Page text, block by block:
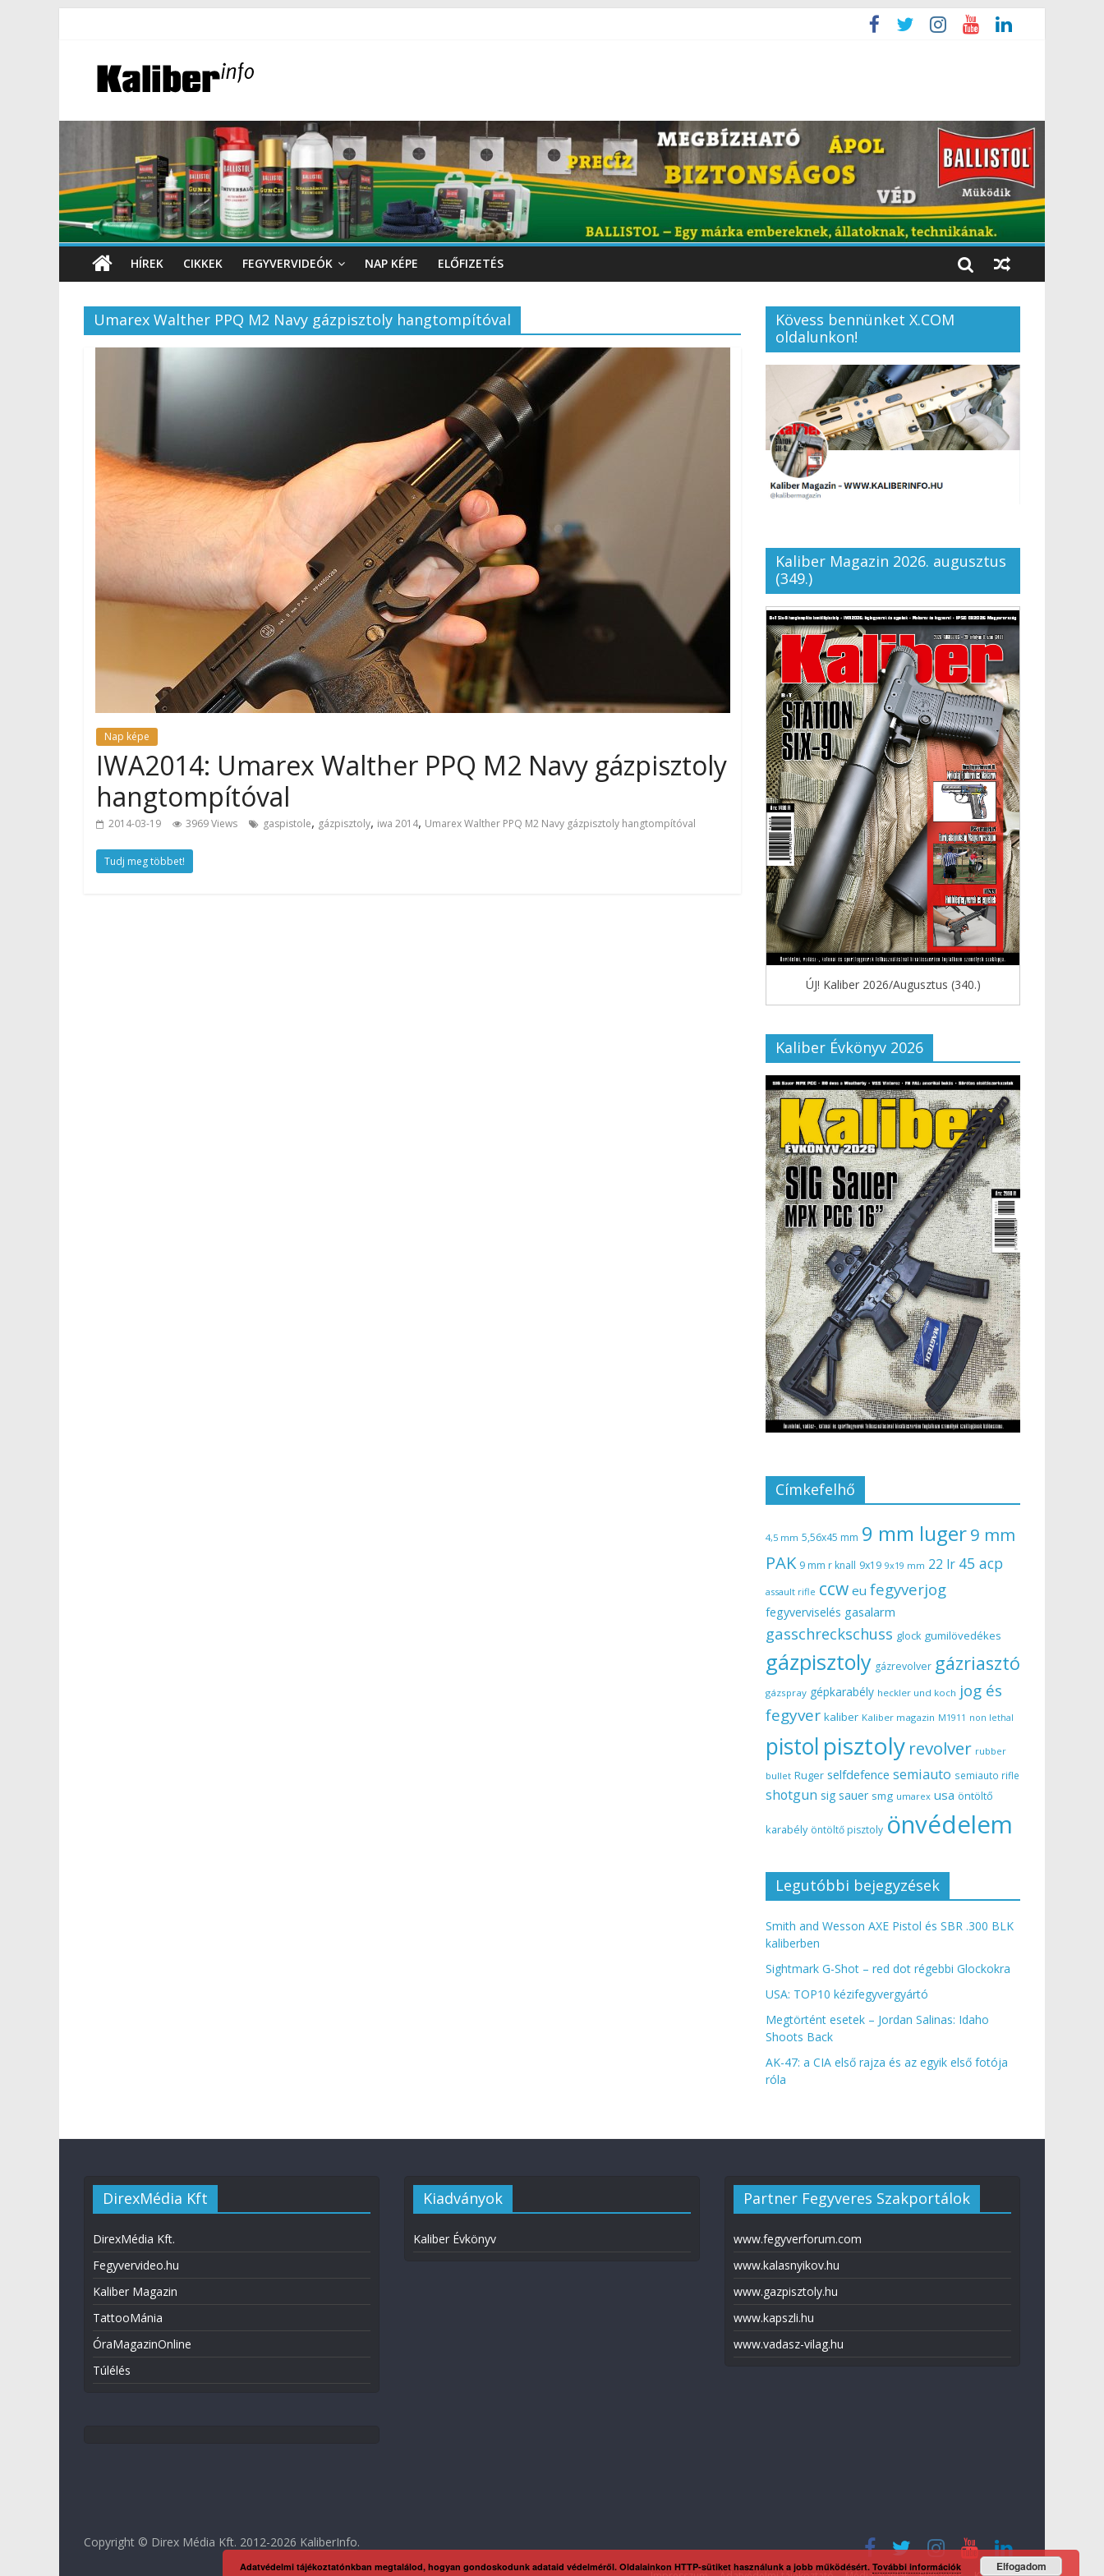
HÍREK CIKKEK FEGYVERVIDEÓK NAP KÉPE ELŐFIZETÉS
Umarex Walther PPQ M2 Navy gázpisztoly hangtompítóval
Nap képe
IWA2014: Umarex Walther PPQ M2 Navy gázpisztoly
hangtompítóval
2014-03-19 3969 Views gaspistole, gázpisztoly, iwa 2014, Umarex Walther PPQ M2 Navy gázpisztoly hangtompítóval
Tudj meg többet!
Kövess bennünket X.COM
oldalunkon!
Kaliber Magazin 2026. augusztus
(349.)
ÚJ! Kaliber 2026/Augusztus (340.)
Kaliber Évkönyv 2026
Címkefelhő
4,5 mm 5,56x45 mm 9 mm luger9 mm
PAK 9 mm r knall 9x19 9x19 mm 22 lr 45 acp
assault rifle ccw eu fegyverjog
fegyverviselés gasalarm
gasschreckschuss glock gumilövedékes
gázpisztoly gázrevolver gázriasztó
gázspray gépkarabély heckler und koch jog és
fegyver kaliber Kaliber magazin M1911 non lethal
pistol pisztoly revolver rubber
bullet Ruger selfdefence semiauto semiauto rifle
shotgun sig sauer smg umarex usa öntöltő
karabély öntöltő pisztoly önvédelem
Legutóbbi bejegyzések
Smith and Wesson AXE Pistol és SBR .300 BLK
kaliberben
Sightmark G-Shot – red dot régebbi Glockokra
USA: TOP10 kézifegyvergyártó
Megtörtént esetek – Jordan Salinas: Idaho
Shoots Back
AK-47: a CIA első rajza és az egyik első fotója
róla
DirexMédia Kft
DirexMédia Kft.
Fegyvervideo.hu
Kaliber Magazin
TattooMánia
ÓraMagazinOnline
Túlélés
Kiadványok
Kaliber Évkönyv
Partner Fegyveres Szakportálok
www.fegyverforum.com
www.kalasnyikov.hu
www.gazpisztoly.hu
www.kapszli.hu
www.vadasz-vilag.hu
Copyright © Direx Média Kft. 2012-2026 KaliberInfo.
Adatvédelmi tájékoztatónkban megtalálod, hogyan gondoskodunk adataid védelméről. Oldalainkon HTTP-sütiket használunk a jobb működésért. További információk Elfogadom